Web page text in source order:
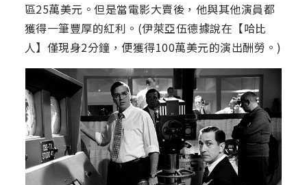
區25萬美元。但是當電影大賣後，他與其他演員都
獲得一筆豐厚的紅利。(伊萊亞伍德據說在【哈比
人】僅現身2分鐘，便獲得100萬美元的演出酬勞。)